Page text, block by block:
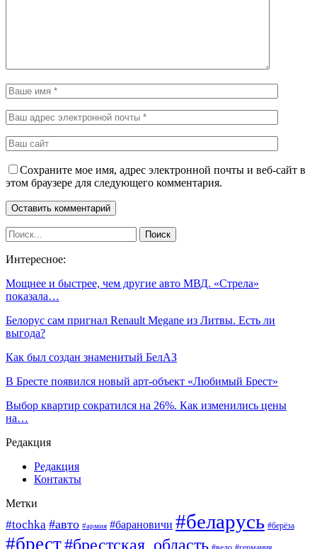
Сохраните мое имя, адрес электронной почты и веб-сайт в
этом браузере для следующего комментария.
Интересное:
Мощнее и быстрее, чем другие авто МВД. «Стрела»
показала…
Белорус сам пригнал Renault Megane из Литвы. Есть ли
выгода?
Как был создан знаменитый БелАЗ
В Бресте появился новый арт-объект «Любимый Брест»
Выбор квартир сократился на 26%. Как изменились цены
на…
Редакция
Редакция
Контакты
Метки
#tochka #авто #армия #барановичи #беларусь #берёза
#брест#брестская_область